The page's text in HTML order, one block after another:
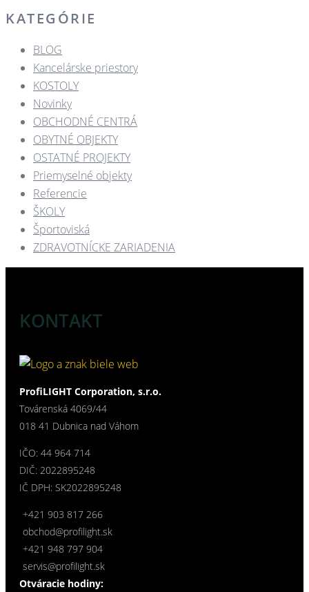
KATEGÓRIE
BLOG
Kancelárske priestory
KOSTOLY​
Novinky
OBCHODNÉ CENTRÁ​
OBYTNÉ OBJEKTY​
OSTATNÉ PROJEKTY​
Priemyselné objekty
Referencie
ŠKOLY
Športoviská
ZDRAVOTNÍCKE ZARIADENIA​
KONTAKT
ProfiLIGHT Corporation, s.r.o.
Továrenská 4069/44
018 41 Dubnica nad Váhom
IČO: 44 964 714
DIČ: 2022895248
IČ DPH: SK2022895248
+421 903 817 266
obchod@profilight.sk
+421 948 797 904
servis@profilight.sk
Otváracie hodiny: